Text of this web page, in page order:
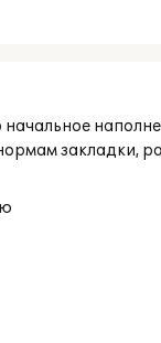
закладки,